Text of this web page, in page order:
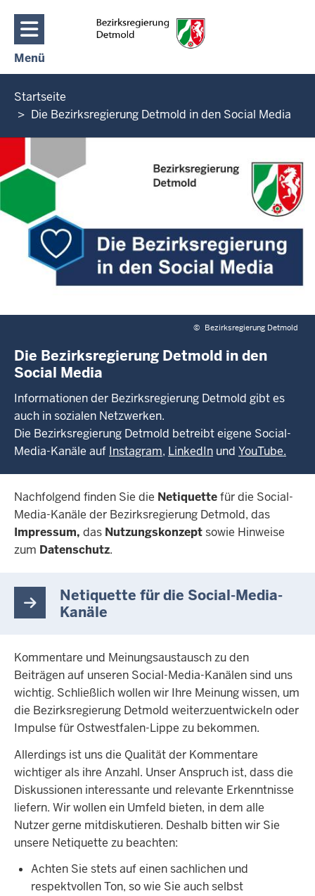
Direkt zum Inhalt
Menü
Sie
befinden
Startseite
Die Bezirksregierung Detmold in den Social Media
© Bezirksregierung Detmold
Die Bezirksregierung Detmold in den
Social Media
Informationen der Bezirksregierung Detmold gibt es
auch in sozialen Netzwerken.
Die Bezirksregierung Detmold betreibt eigene Social-
Media-Kanäle auf Instagram, LinkedIn und YouTube.
Nachfolgend finden Sie die Netiquettefür die Social-
Media-Kanäle der Bezirksregierung Detmold, das
Impressum, das Nutzungskonzeptsowie Hinweise
zum Datenschutz.
Netiquette für die Social-Media-
Kanäle
Kommentare und Meinungsaustausch zu den
Beiträgen auf unseren Social-Media-Kanälen sind uns
wichtig. Schließlich wollen wir Ihre Meinung wissen, um
die Bezirksregierung Detmold weiterzuentwickeln oder
Impulse für Ostwestfalen-Lippe zu bekommen.
Allerdings ist uns die Qualität der Kommentare
wichtiger als ihre Anzahl. Unser Anspruch ist, dass die
Diskussionen interessante und relevante Erkenntnisse
liefern. Wir wollen ein Umfeld bieten, in dem alle
Nutzer gerne mitdiskutieren. Deshalb bitten wir Sie
unsere Netiquette zu beachten:
Achten Sie stets auf einen sachlichen und
respektvollen Ton, so wie Sie auch selbst